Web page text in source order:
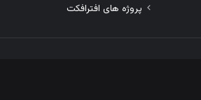
پروژه های افترافکت